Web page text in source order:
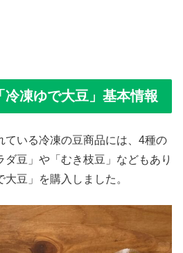
冷凍ゆで大豆」基本情報
ている冷凍の豆商品には、4種の
豆」や「むき枝豆」などもあり
豆」を購入しました。